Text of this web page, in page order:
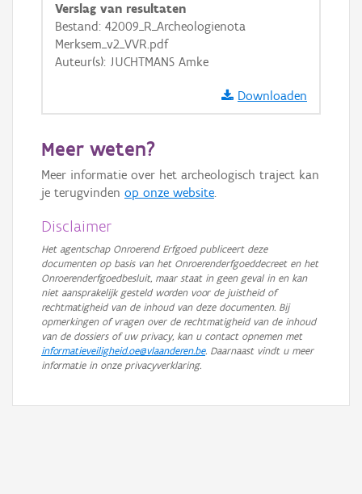
Basis Lagen
OSM-Basiskaart
GRB-Basiskaart
GRB-Basiskaart in grijswaarden
Verslag van resultaten
Bestand: 42009_R_Archeologienota
Merksem_v2_VVR.pdf
Auteur(s): JUCHTMANS Amke
Downloaden
Meer weten?
Meer informatie over het archeologisch traject kan
je terugvinden op onze website.
Disclaimer
Het agentschap Onroerend Erfgoed publiceert deze
documenten op basis van het Onroerenderfgoeddecreet en het
Onroerenderfgoedbesluit, maar staat in geen geval in en kan
niet aansprakelijk gesteld worden voor de juistheid of
rechtmatigheid van de inhoud van deze documenten. Bij
opmerkingen of vragen over de rechtmatigheid van de inhoud
van de dossiers of uw privacy, kan u contact opnemen met
informatieveiligheid.oe@vlaanderen.be. Daarnaast vindt u meer
informatie in onze privacyverklaring.